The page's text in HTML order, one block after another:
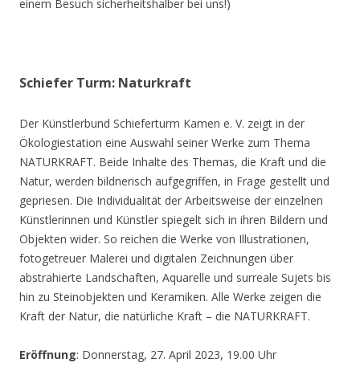
einem Besuch sicherheitshalber bei uns!)
Schiefer Turm: Naturkraft
Der Künstlerbund Schieferturm Kamen e. V. zeigt in der
Ökologiestation eine Auswahl seiner Werke zum Thema
NATURKRAFT. Beide Inhalte des Themas, die Kraft und die
Natur, werden bildnerisch aufgegriffen, in Frage gestellt und
gepriesen. Die Individualität der Arbeitsweise der einzelnen
Künstlerinnen und Künstler spiegelt sich in ihren Bildern und
Objekten wider. So reichen die Werke von Illustrationen,
fotogetreuer Malerei und digitalen Zeichnungen über
abstrahierte Landschaften, Aquarelle und surreale Sujets bis
hin zu Steinobjekten und Keramiken. Alle Werke zeigen die
Kraft der Natur, die natürliche Kraft – die NATURKRAFT.
Eröffnung: Donnerstag, 27. April 2023, 19.00 Uhr